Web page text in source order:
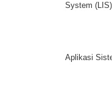
System (LIS)
Aplikasi